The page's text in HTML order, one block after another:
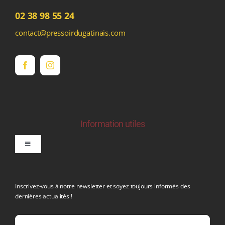
02 38 98 55 24
contact@pressoirdugatinais.com
Information utiles
Toggle
Inscrivez-vous à notre newsletter et soyez toujours informés des
dernières actualités !